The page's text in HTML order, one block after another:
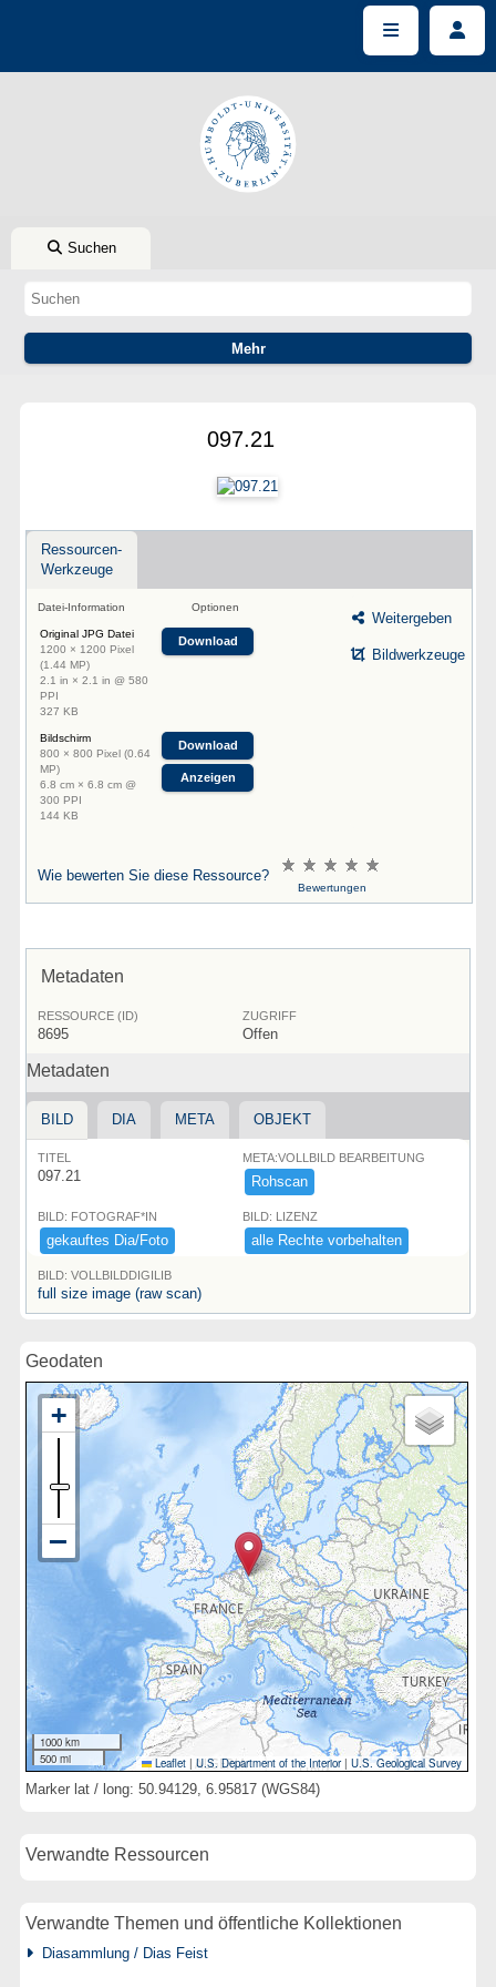
Suchen
097.21
Ressourcen-
Werkzeuge
Datei-Information Optionen
Original JPG Datei
1200 × 1200 Pixel
(1.44 MP)
2.1 in × 2.1 in @ 580
PPI
327 KB
Download
Bildschirm
800 × 800 Pixel (0.64
MP)
6.8 cm × 6.8 cm @
300 PPI
144 KB
Download
Anzeigen
Weitergeben
Bildwerkzeuge
Wie bewerten Sie diese Ressource?
Bewertungen
Metadaten
RESSOURCE (ID)
8695
ZUGRIFF
Offen
Metadaten
BILD DIA META OBJEKT
TITEL
097.21
META:VOLLBILD BEARBEITUNG
Rohscan
BILD: FOTOGRAF*IN
gekauftes ​Dia/​Foto
BILD: LIZENZ
alle ​Rechte ​vorbehalten
BILD: VOLLBILDDIGILIB
full size image (raw scan)
Geodaten
1000 km
500 mi
Leaflet | U.S. Department of the Interior|U.S. Geological Survey
Marker lat / long: 50.94129, 6.95817 (WGS84)
Verwandte Ressourcen
Verwandte Themen und öffentliche Kollektionen
Diasammlung / Dias Feist